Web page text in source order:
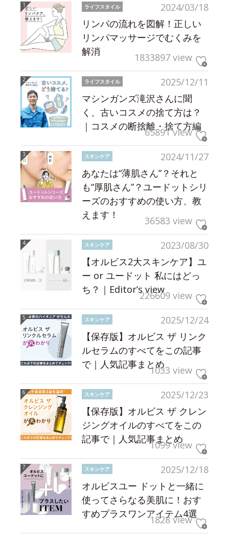
2024/03/18
ライフスタイル
リンパの流れを図解！正しい
リンパマッサージでむくみを
解消
1833897 view
2025/12/11
ライフスタイル
マシンガンズ滝沢さんに聞
く、古いコスメの捨て方は？
｜コスメの断捨離・捨て方編
65891 view
2024/11/27
スキンケア
あなたは“薄肌さん”？それと
も“厚肌さん”？ユードットシリ
ーズのおすすめの使い方、教
えます！
36583 view
2023/08/30
スキンケア
【オルビス2大スキンケア】ユ
ー or ユードット 私にはどっ
ち？｜Editor’s view226609 view
2025/12/24
スキンケア
【保存版】オルビス ザ リンク
ルセラムのすべてをこの記事
で｜人気記事まとめ1033 view
2025/12/23
スキンケア
【保存版】オルビス ザ クレン
ジングオイルのすべてをこの
記事で｜人気記事まとめ
1099 view
2025/12/18
スキンケア
オルビスユー ドットと一緒に
使ってさらなる美肌に！おす
すめプラスワンアイテム4選
1828 view